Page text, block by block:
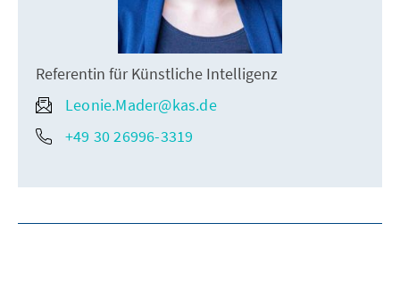
Referentin für Künstliche Intelligenz
Leonie.Mader@kas.de
+49 30 26996-3319